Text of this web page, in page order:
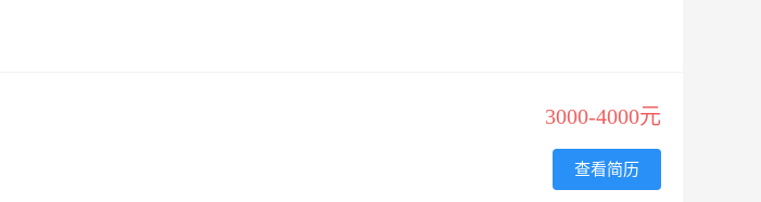
3000-4000元
查看简历